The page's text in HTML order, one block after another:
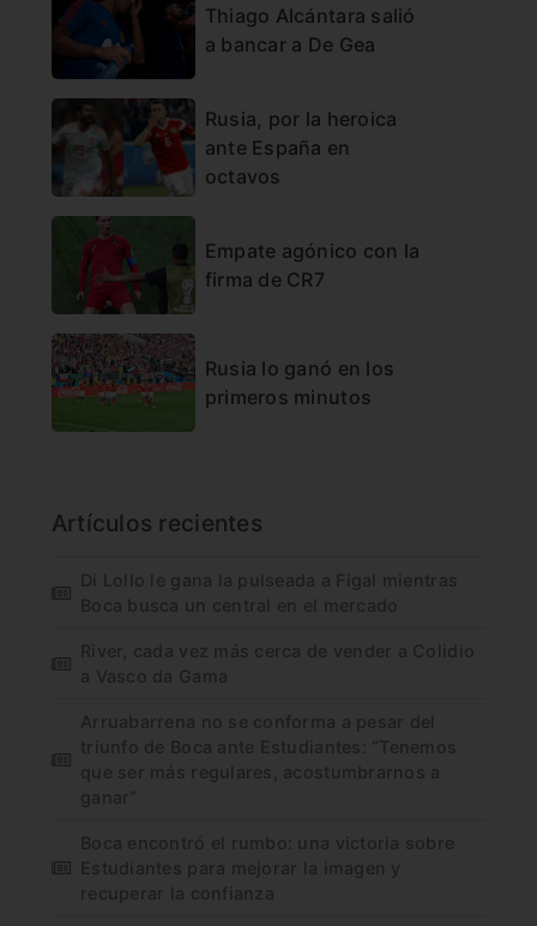
Thiago Alcántara salió
a bancar a De Gea
Rusia, por la heroica
ante España en
octavos
Empate agónico con la
firma de CR7
Rusia lo ganó en los
primeros minutos
Artículos recientes
Di Lollo le gana la pulseada a Figal mientras
Boca busca un central en el mercado
River, cada vez más cerca de vender a Colidio
a Vasco da Gama
Arruabarrena no se conforma a pesar del
triunfo de Boca ante Estudiantes: “Tenemos
que ser más regulares, acostumbrarnos a
ganar”
Boca encontró el rumbo: una victoria sobre
Estudiantes para mejorar la imagen y
recuperar la confianza